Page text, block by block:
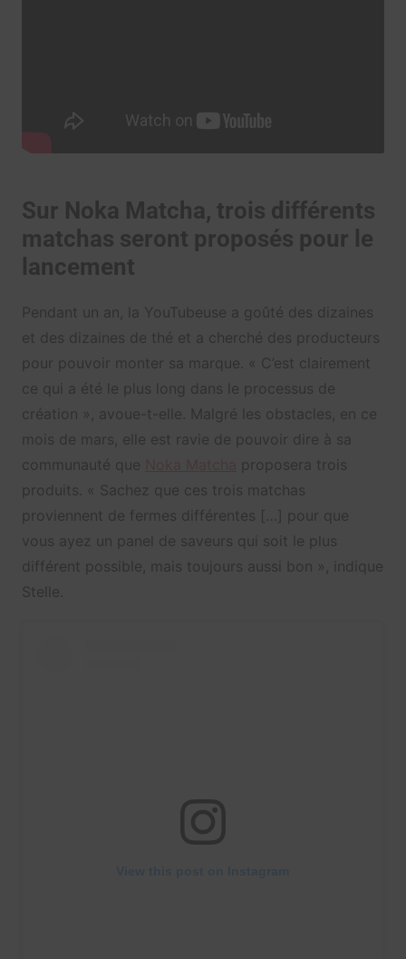
Sur Noka Matcha, trois différents
matchas seront proposés pour le
lancement
Pendant un an, la YouTubeuse a goûté des dizaines
et des dizaines de thé et a cherché des producteurs
pour pouvoir monter sa marque. « C’est clairement
ce qui a été le plus long dans le processus de
création », avoue-t-elle. Malgré les obstacles, en ce
mois de mars, elle est ravie de pouvoir dire à sa
communauté que
proposera trois
produits. « Sachez que ces trois matchas
proviennent de fermes différentes […] pour que
vous ayez un panel de saveurs qui soit le plus
différent possible, mais toujours aussi bon », indique
Stelle.